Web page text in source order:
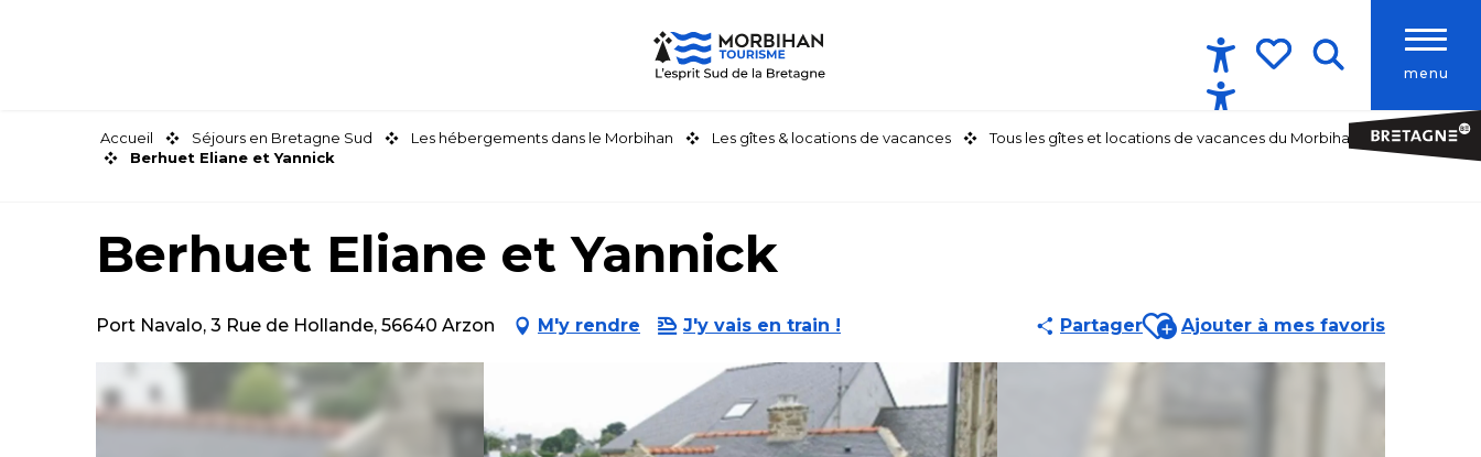
menu
Accessibilité
Accueil Séjours en Bretagne Sud Les hébergements dans le Morbihan Les gîtes & locations de vacances
Tous les gîtes et locations de vacances du Morbihan
Berhuet Eliane et Yannick
Berhuet Eliane et Yannick
Port Navalo, 3 Rue de Hollande, 56640 Arzon M'y rendre J'y vais en train ! PartagerAjouter aux favoris
Ajouter à mes favoris